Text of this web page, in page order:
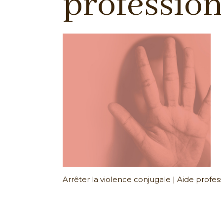
Arrêter la violence conjugale | Aide